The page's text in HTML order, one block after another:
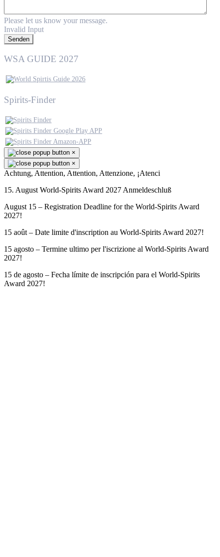
Please let us know your message.
Invalid Input
Senden
WSA GUIDE 2027
Spirits-Finder
×
×
Achtung, Attention, Attention, Attenzione, ¡Atenci
15. August World-Spirits Award 2027 Anmeldeschluß
August 15 – Registration Deadline for the World-Spirits Award
2027!
15 août – Date limite d'inscription au World-Spirits Award 2027!
15 agosto – Termine ultimo per l'iscrizione al World-Spirits Award
2027!
15 de agosto – Fecha límite de inscripción para el World-Spirits
Award 2027!